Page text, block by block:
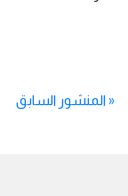
«المنشور السابق